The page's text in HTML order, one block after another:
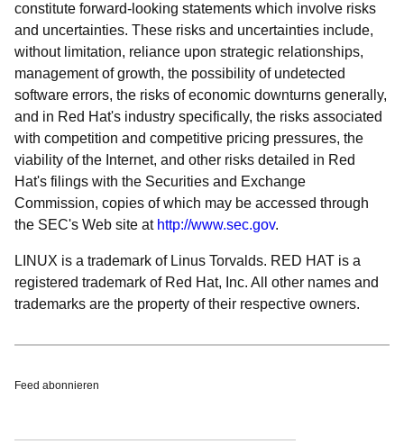
constitute forward-looking statements which involve risks
and uncertainties. These risks and uncertainties include,
without limitation, reliance upon strategic relationships,
management of growth, the possibility of undetected
software errors, the risks of economic downturns generally,
and in Red Hat's industry specifically, the risks associated
with competition and competitive pricing pressures, the
viability of the Internet, and other risks detailed in Red
Hat's filings with the Securities and Exchange
Commission, copies of which may be accessed through
the SEC's Web site at http://www.sec.gov.
LINUX is a trademark of Linus Torvalds. RED HAT is a
registered trademark of Red Hat, Inc. All other names and
trademarks are the property of their respective owners.
Feed abonnieren